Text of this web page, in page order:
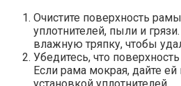
Очистите поверхность
уплотнителей, пыли и
влажную тряпку, чтобы
Убедитесь, что
Если рама мокрая, дайте
установкой уплотнителей.